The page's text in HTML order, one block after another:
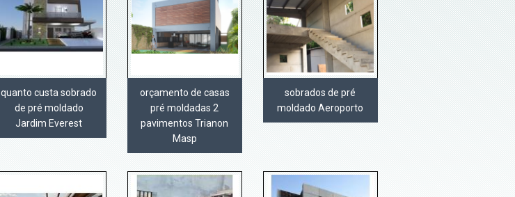
quanto custa sobrado
de pré moldado
Jardim Everest
orçamento de casas
pré moldadas 2
pavimentos Trianon
Masp
sobrados de pré
moldado Aeroporto